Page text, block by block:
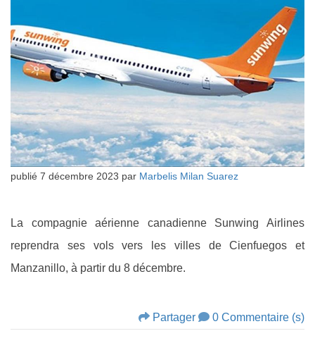
publié 7 décembre 2023 par Marbelis Milan Suarez
La compagnie aérienne canadienne Sunwing Airlines
reprendra ses vols vers les villes de Cienfuegos et
Manzanillo, à partir du 8 décembre.
Partager 0 Commentaire (s)